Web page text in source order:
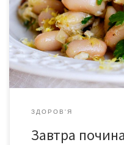
під час посту можна і
нашому матеріалі ви
на Різдвяний піст 2018,
кухні. Відомий […]
ЗДОРОВ'Я
Завтра